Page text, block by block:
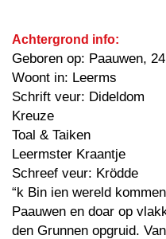
Achtergrond info:
Geboren op: Paauwen,
Woont in: Leerms
Schrift veur: Dideldom
Kreuze
Toal & Taiken
Leermster Kraantje
Schreef veur: Krödde
“k Bin ien wereld
Paauwen en doar op
den Grunnen opgruid.